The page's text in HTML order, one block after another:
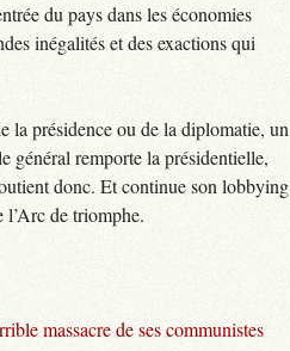
du pays dans les économies
inégalités et des exactions qui
la présidence ou de la diplomatie, un
général remporte la présidentielle,
donc. Et continue son lobbying
l’Arc de triomphe.
massacre de ses communistes